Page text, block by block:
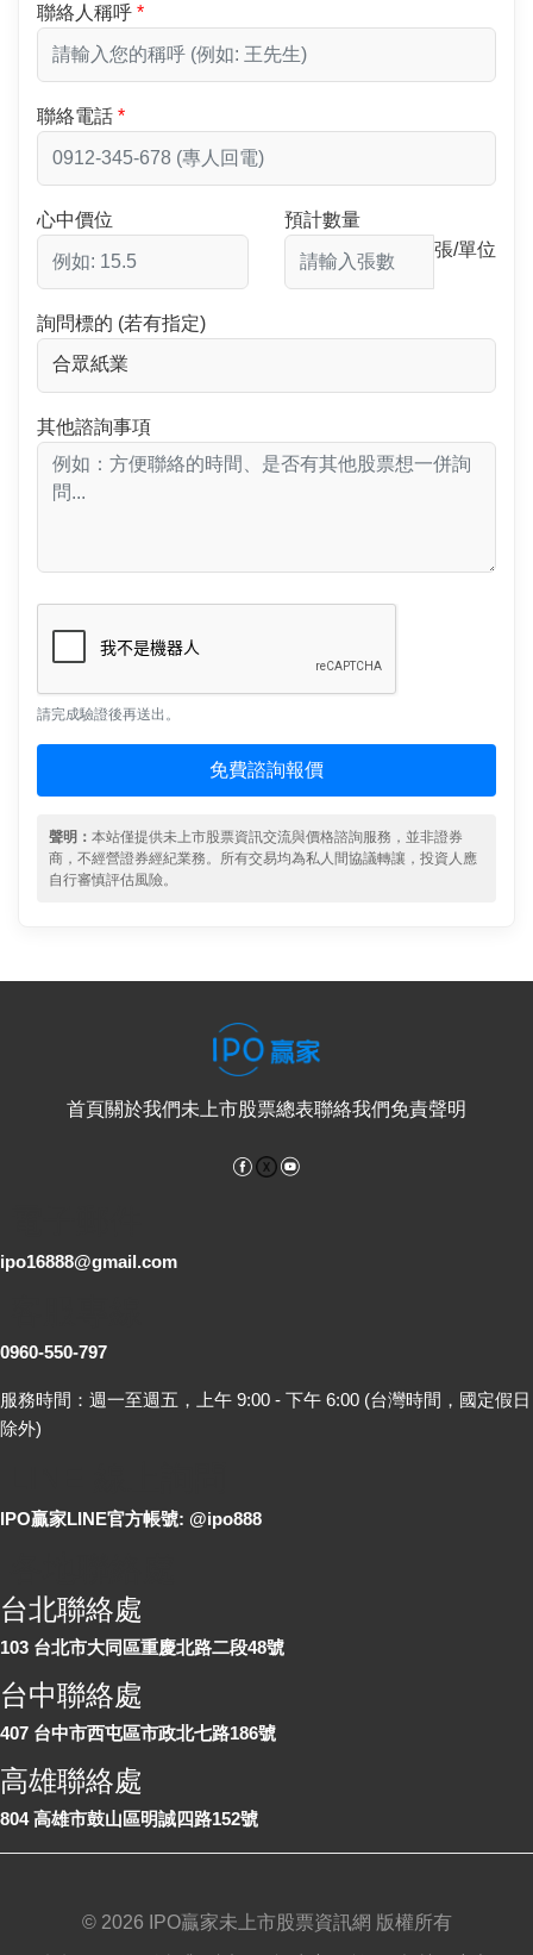
聯絡人稱呼
聯絡電話
心中價位
預計數量
張/單位
詢問標的 (若有指定)
其他諮詢事項
請完成驗證後再送出。
免費諮詢報價
聲明： 本站僅提供未上市股票資訊交流與價格諮詢服務，並非證券
商，不經營證券經紀業務。所有交易均為私人間協議轉讓，投資人應
自行審慎評估風險。
首頁關於我們未上市股票總表聯絡我們免責聲明
Facebook
ipo16888@gmail.com
0960-550-797
服務時間：週一至週五，上午 9:00 - 下午 6:00 (台灣時間，國定假日
除外)
IPO贏家LINE官方帳號: @ipo888
台北聯絡處
103 台北市大同區重慶北路二段48號
台中聯絡處
407 台中市西屯區市政北七路186號
高雄聯絡處
804 高雄市鼓山區明誠四路152號
© 2026 IPO贏家未上市股票資訊網 版權所有